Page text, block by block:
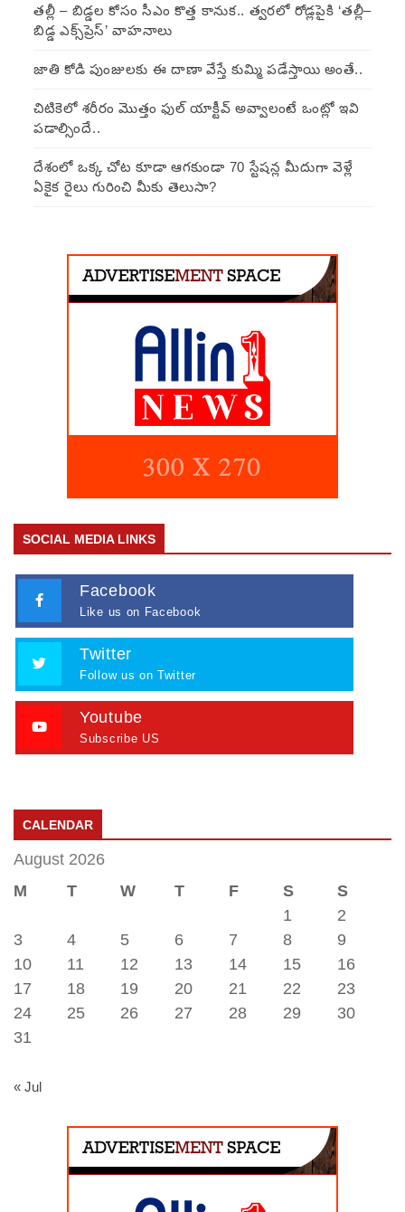
తల్లీ – బిడ్డల కోసం సీఎం కొత్త కానుక.. త్వరలో రోడ్లపైకి ‘తల్లీ–
బిడ్డ ఎక్స్‌ప్రెస్’ వాహనాలు
జాతి కోడి పుంజులకు ఈ దాణా వేస్తే కుమ్మి పడేస్తాయి అంతే..
చిటికెలో శరీరం మొత్తం ఫుల్ యాక్టీవ్ అవ్వాలంటే ఒంట్లో ఇవి
పడాల్సిందే..
దేశంలో ఒక్క చోట కూడా ఆగకుండా 70 స్టేషన్ల మీదుగా వెళ్లే
ఏకైక రైలు గురించి మీకు తెలుసా?
SOCIAL MEDIA LINKS
Facebook
Like us on Facebook
Twitter
Follow us on Twitter
Youtube
Subscribe US
CALENDAR
August 2026
M
T W T F S
S
1
2
3
4 5 6 7 8
9
10
11 12 13 14 15
16
17
18 19 20 21 22
23
24
25 26 27 28 29
30
31
« Jul